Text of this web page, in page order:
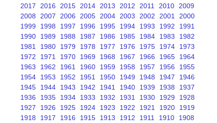
2017
2016 2015 2014 2013 2012 2011 2010
2009
2008
2007 2006 2005 2004 2003 2002 2001
2000
1999
1998 1997 1996 1995 1994 1993 1992
1991
1990
1989 1988 1987 1986 1985 1984 1983
1982
1981
1980 1979 1978 1977 1976 1975 1974
1973
1972
1971 1970 1969 1968 1967 1966 1965
1964
1963
1962 1961 1960 1959 1958 1957 1956
1955
1954
1953 1952 1951 1950 1949 1948 1947
1946
1945
1944 1943 1942 1941 1940 1939 1938
1937
1936
1935 1934 1933 1932 1931 1930 1929
1928
1927
1926 1925 1924 1923 1922 1921 1920
1919
1918
1917 1916 1915 1913 1912 1911 1910
1908